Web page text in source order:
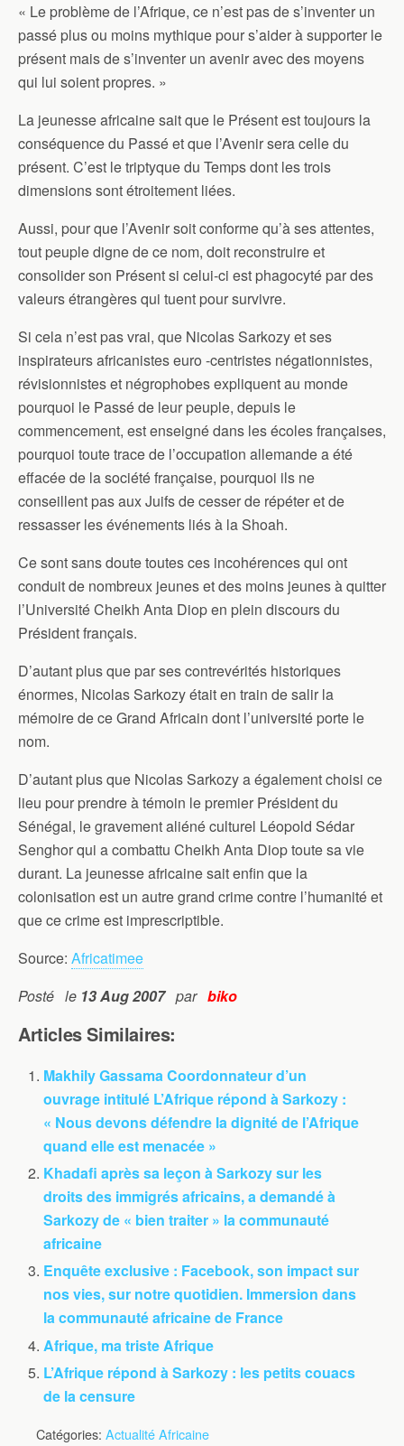
« Le problème de l’Afrique, ce n’est pas de s’inventer un
passé plus ou moins mythique pour s’aider à supporter le
présent mais de s’inventer un avenir avec des moyens
qui lui soient propres. »
La jeunesse africaine sait que le Présent est toujours la
conséquence du Passé et que l’Avenir sera celle du
présent. C’est le triptyque du Temps dont les trois
dimensions sont étroitement liées.
Aussi, pour que l’Avenir soit conforme qu’à ses attentes,
tout peuple digne de ce nom, doit reconstruire et
consolider son Présent si celui-ci est phagocyté par des
valeurs étrangères qui tuent pour survivre.
Si cela n’est pas vrai, que Nicolas Sarkozy et ses
inspirateurs africanistes euro -centristes négationnistes,
révisionnistes et négrophobes expliquent au monde
pourquoi le Passé de leur peuple, depuis le
commencement, est enseigné dans les écoles françaises,
pourquoi toute trace de l’occupation allemande a été
effacée de la société française, pourquoi ils ne
conseillent pas aux Juifs de cesser de répéter et de
ressasser les événements liés à la Shoah.
Ce sont sans doute toutes ces incohérences qui ont
conduit de nombreux jeunes et des moins jeunes à quitter
l’Université Cheikh Anta Diop en plein discours du
Président français.
D’autant plus que par ses contrevérités historiques
énormes, Nicolas Sarkozy était en train de salir la
mémoire de ce Grand Africain dont l’université porte le
nom.
D’autant plus que Nicolas Sarkozy a également choisi ce
lieu pour prendre à témoin le premier Président du
Sénégal, le gravement aliéné culturel Léopold Sédar
Senghor qui a combattu Cheikh Anta Diop toute sa vie
durant. La jeunesse africaine sait enfin que la
colonisation est un autre grand crime contre l’humanité et
que ce crime est imprescriptible.
Source: Africatimee
Posté le 13 Aug 2007par biko
Articles Similaires:
Makhily Gassama Coordonnateur d’un
ouvrage intitulé L’Afrique répond à Sarkozy :
« Nous devons défendre la dignité de l’Afrique
quand elle est menacée »
Khadafi après sa leçon à Sarkozy sur les
droits des immigrés africains, a demandé à
Sarkozy de « bien traiter » la communauté
africaine
Enquête exclusive : Facebook, son impact sur
nos vies, sur notre quotidien. Immersion dans
la communauté africaine de France
Afrique, ma triste Afrique
L’Afrique répond à Sarkozy : les petits couacs
de la censure
Catégories: Actualité Africaine